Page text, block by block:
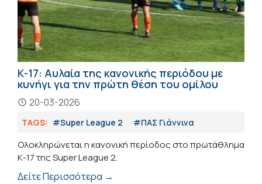
Κ-17: Αυλαία της κανονικής περιόδου με
κυνήγι για την πρώτη θέση του ομίλου
20-03-2026
TAGS: #Super League 2 #ΠΑΣ Γιάννινα
Ολοκληρώνεται η κανονική περίοδος στο πρωτάθλημα
Κ-17 της Super League 2.
Δείτε Περισσότερα →